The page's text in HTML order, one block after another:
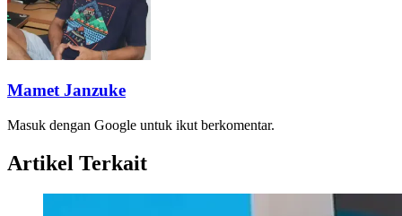
Mamet Janzuke
Masuk dengan Google untuk ikut berkomentar.
Artikel Terkait